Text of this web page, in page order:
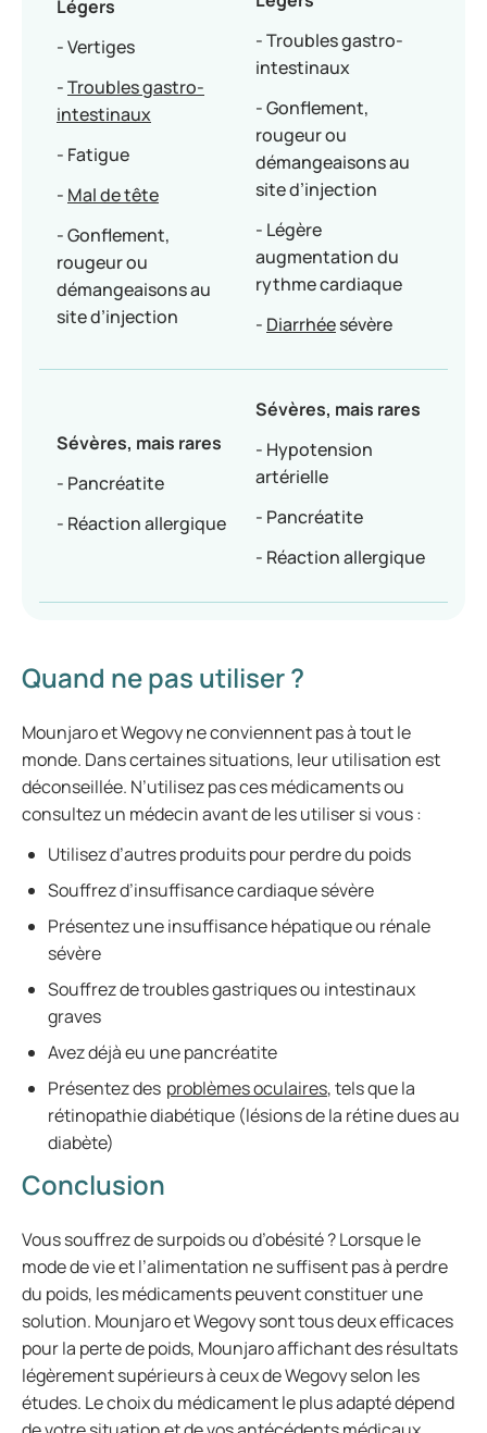
Légers
- Vertiges
-Troubles gastro-
intestinaux
- Fatigue
- Mal de tête
- Gonflement,
rougeur ou
démangeaisons au
site d’injection
- Troubles gastro-
intestinaux
- Gonflement,
rougeur ou
démangeaisons au
site d’injection
- Légère
augmentation du
rythme cardiaque
- Diarrhéesévère
Sévères, mais rares
- Pancréatite
- Réaction allergique
Sévères, mais rares
- Hypotension
artérielle
- Pancréatite
- Réaction allergique
Quand ne pas utiliser ?
Mounjaro et Wegovy ne conviennent pas à tout le
monde. Dans certaines situations, leur utilisation est
déconseillée. N’utilisez pas ces médicaments ou
consultez un médecin avant de les utiliser si vous :
Utilisez d’autres produits pour perdre du poids
Souffrez d’insuffisance cardiaque sévère
Présentez une insuffisance hépatique ou rénale
sévère
Souffrez de troubles gastriques ou intestinaux
graves
Avez déjà eu une pancréatite
Présentez des problèmes oculaires, tels que la
rétinopathie diabétique (lésions de la rétine dues au
diabète)
Conclusion
Vous souffrez de surpoids ou d’obésité ? Lorsque le
mode de vie et l’alimentation ne suffisent pas à perdre
du poids, les médicaments peuvent constituer une
solution. Mounjaro et Wegovy sont tous deux efficaces
pour la perte de poids, Mounjaro affichant des résultats
légèrement supérieurs à ceux de Wegovy selon les
études. Le choix du médicament le plus adapté dépend